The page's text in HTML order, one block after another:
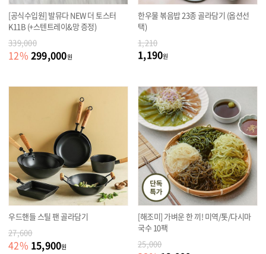
[공식수입원] 발뮤다 NEW 더 토스터
K11B (+스텐트레이&망 증정)
339,000
12% 299,000원
한우물 볶음밥 23종 골라담기 (옵션선
택)
1,210
1,190원
우드핸들 스틸 팬 골라담기
27,600
42% 15,900원
[해조미] 가벼운 한 끼! 미역/톳/다시마
국수 10팩
25,000